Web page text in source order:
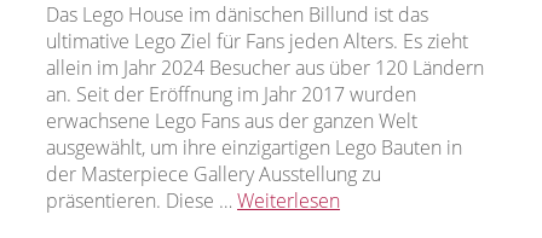
Das Lego House im dänischen Billund ist das
ultimative Lego Ziel für Fans jeden Alters. Es zieht
allein im Jahr 2024 Besucher aus über 120 Ländern
an. Seit der Eröffnung im Jahr 2017 wurden
erwachsene Lego Fans aus der ganzen Welt
ausgewählt, um ihre einzigartigen Lego Bauten in
der Masterpiece Gallery Ausstellung zu
präsentieren. Diese … Weiterlesen